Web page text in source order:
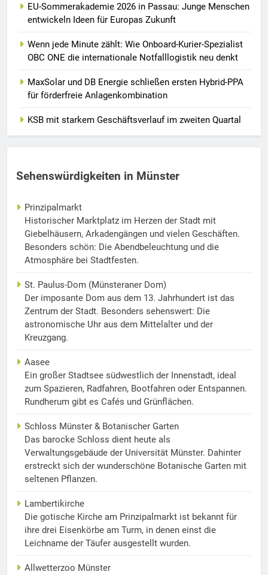
EU-Sommerakademie 2026 in Passau: Junge Menschen
entwickeln Ideen für Europas Zukunft
Wenn jede Minute zählt: Wie Onboard-Kurier-Spezialist
OBC ONE die internationale Notfalllogistik neu denkt
MaxSolar und DB Energie schließen ersten Hybrid-PPA
für förderfreie Anlagenkombination
KSB mit starkem Geschäftsverlauf im zweiten Quartal
Sehenswürdigkeiten in Münster
Prinzipalmarkt
Historischer Marktplatz im Herzen der Stadt mit
Giebelhäusern, Arkadengängen und vielen Geschäften.
Besonders schön: Die Abendbeleuchtung und die
Atmosphäre bei Stadtfesten.
St. Paulus-Dom (Münsteraner Dom)
Der imposante Dom aus dem 13. Jahrhundert ist das
Zentrum der Stadt. Besonders sehenswert: Die
astronomische Uhr aus dem Mittelalter und der
Kreuzgang.
Aasee
Ein großer Stadtsee südwestlich der Innenstadt, ideal
zum Spazieren, Radfahren, Bootfahren oder Entspannen.
Rundherum gibt es Cafés und Grünflächen.
Schloss Münster & Botanischer Garten
Das barocke Schloss dient heute als
Verwaltungsgebäude der Universität Münster. Dahinter
erstreckt sich der wunderschöne Botanische Garten mit
seltenen Pflanzen.
Lambertikirche
Die gotische Kirche am Prinzipalmarkt ist bekannt für
ihre drei Eisenkörbe am Turm, in denen einst die
Leichname der Täufer ausgestellt wurden.
Allwetterzoo Münster